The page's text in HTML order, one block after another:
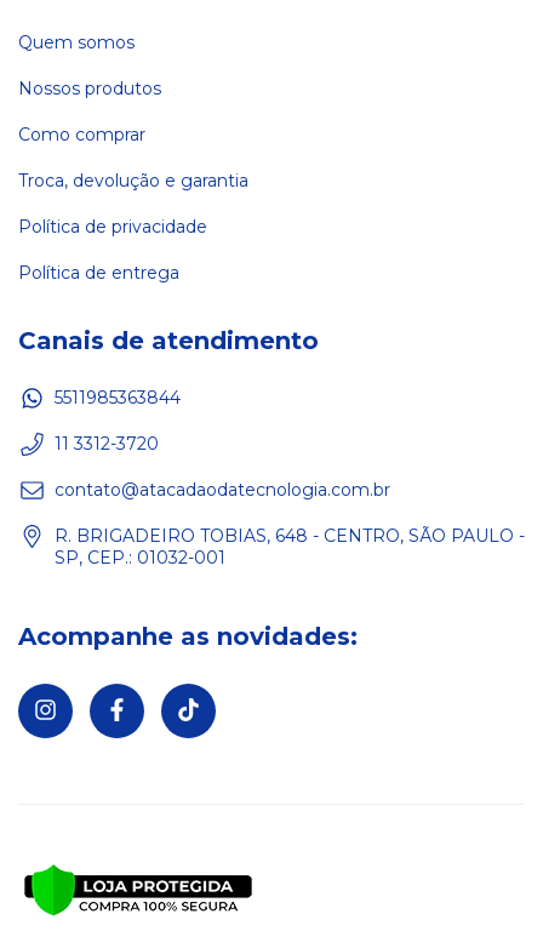
Quem somos
Nossos produtos
Como comprar
Troca, devolução e garantia
Política de privacidade
Política de entrega
Canais de atendimento
5511985363844
11 3312-3720
contato@atacadaodatecnologia.com.br
R. BRIGADEIRO TOBIAS, 648 - CENTRO, SÃO PAULO -
SP, CEP.: 01032-001
Acompanhe as novidades: